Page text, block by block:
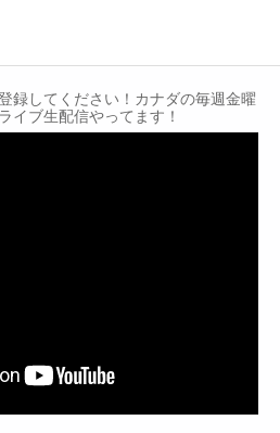
録してください！カナダの毎週金曜
イブ生配信やってます！